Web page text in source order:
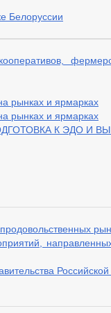
Белоруссии
рынках и ярмарках
рынках и ярмарках
К ЭДО И